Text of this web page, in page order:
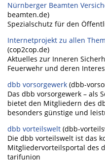
Nürnberger Beamten
beamten.de)
Spezialschutz für den
Internetprojekt zu allen
(cop2cop.de)
Aktuelles zur Inneren
Feuerwehr und deren
dbb vorsorgewerk (dbb-
Das dbb vorsorgewerk – als
bietet den Mitgliedern des
besonders günstige und
dbb vorteilswelt (dbb-
Die dbb vorteilswelt ist das
Mitgliedervorteilsportal des
tarifunion